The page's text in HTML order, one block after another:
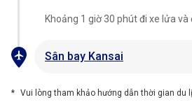
Khoảng 1 giờ 30 phút đi xe lửa và
Sân bay Kansai
Vui lòng tham khảo hướng dẫn thời gian du